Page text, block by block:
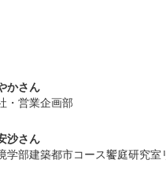
かさん
・営業企画部
沙さん
学部建築都市コース饗庭研究室